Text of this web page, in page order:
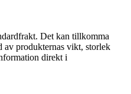
Det kan tillkomma
av produkternas vikt, storlek
direkt i